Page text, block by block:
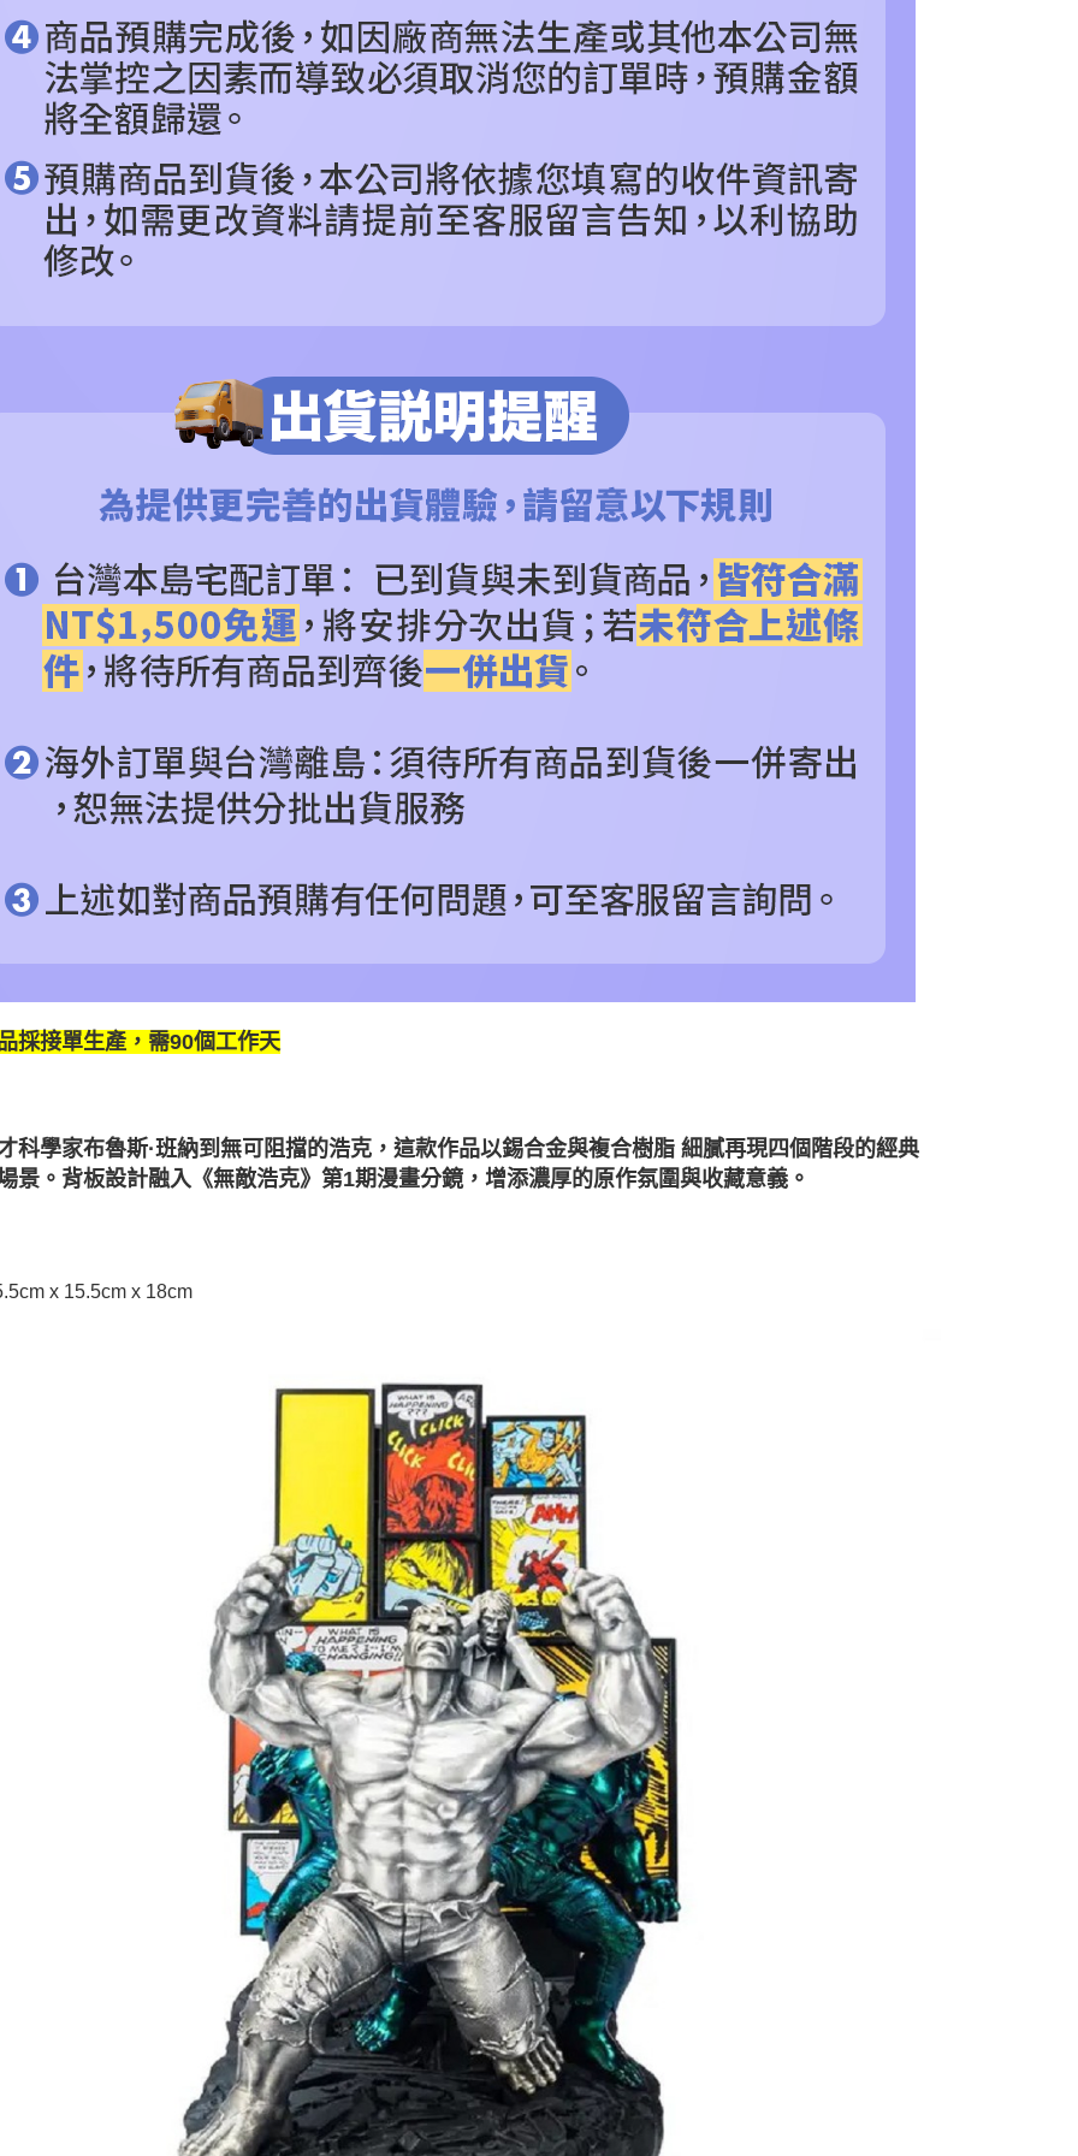
採接單生產，需90個工作天
科學家布魯斯·班納到無可阻擋的浩克，這款作品以錫合金與複合樹脂 細膩再現四個階段的經典
景。背板設計融入《無敵浩克》第1期漫畫分鏡，增添濃厚的原作氛圍與收藏意義。
x 15.5cm x 18cm